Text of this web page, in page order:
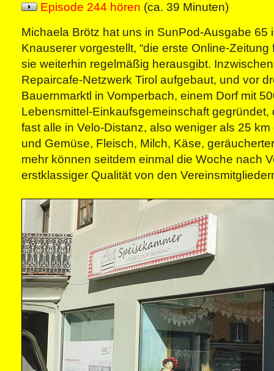
Episode 244 hören (ca. 39 Minuten)
Michaela Brötz hat uns in SunPod-Ausgabe 65
Knauserer vorgestellt, “die erste Online-Zeitung
sie weiterhin regelmäßig herausgibt.
Repaircafe-Netzwerk Tirol aufgebaut, und vor
Bauernmarktl in Vomperbach, einem Dorf mit
Lebensmittel-Einkaufsgemeinschaft gegründet,
fast alle in Velo-Distanz, also weniger als 25
und Gemüse, Fleisch, Milch, Käse,
mehr können seitdem einmal die Woche nach
erstklassiger Qualität von den